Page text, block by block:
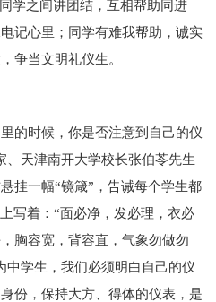
学之间讲团结，互相帮助同进
记心里；同学有难我帮助，诚实
争当文明礼仪生。
的时候，你是否注意到自己的仪
、天津南开大学校长张伯苓先生
挂一幅“镜箴”，告诫每个学生都
写着：“面必净，发必理，衣必
胸容宽，背容直，气象勿做勿
中学生，我们必须明白自己的仪
份，保持大方、得体的仪表，是